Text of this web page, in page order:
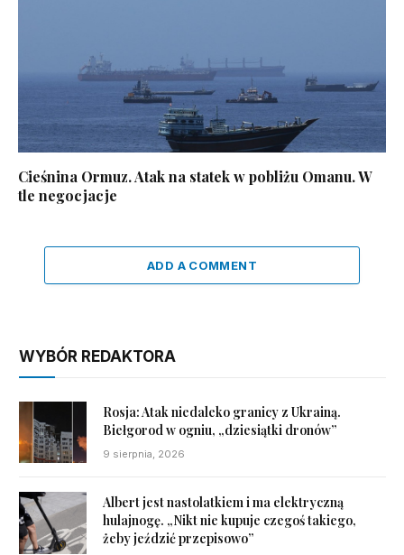
Cieśnina Ormuz. Atak na statek w pobliżu Omanu. W
tle negocjacje
ADD A COMMENT
WYBÓR REDAKTORA
Rosja: Atak niedaleko granicy z Ukrainą.
Biełgorod w ogniu, „dziesiątki dronów”
9 sierpnia, 2026
Albert jest nastolatkiem i ma elektryczną
hulajnogę. „Nikt nie kupuje czegoś takiego,
żeby jeździć przepisowo”